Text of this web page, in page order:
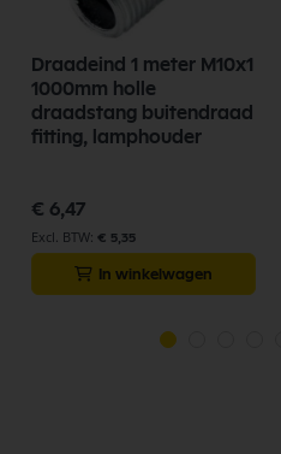
Draadeind 1 meter M10x1
1000mm holle
draadstang buitendraad
fitting, lamphouder
€ 6,47
€ 5,35
In winkelwagen